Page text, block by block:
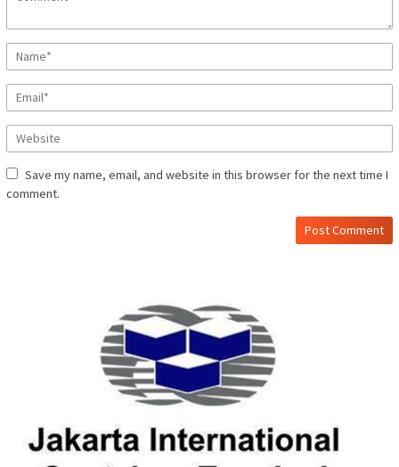
Save my name, email, and website in this browser for the next time I
comment.